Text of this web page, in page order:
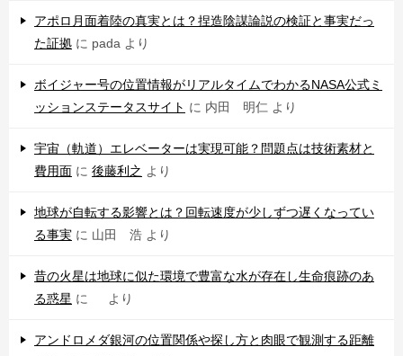
アポロ月面着陸の真実とは？捏造陰謀論説の検証と事実だっ
た証拠 に pada より
ボイジャー号の位置情報がリアルタイムでわかるNASA公式ミ
ッションステータスサイト に 内田 明仁 より
宇宙（軌道）エレベーターは実現可能？問題点は技術素材と
費用面 に 後藤利之 より
地球が自転する影響とは？回転速度が少しずつ遅くなってい
る事実 に 山田 浩 より
昔の火星は地球に似た環境で豊富な水が存在し生命痕跡のあ
る惑星 に より
アンドロメダ銀河の位置関係や探し方と肉眼で観測する距離